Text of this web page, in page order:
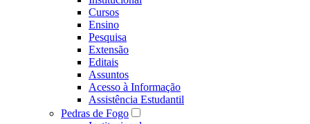
Cursos
Ensino
Pesquisa
Extensão
Editais
Assuntos
Acesso à Informação
Assistência Estudantil
Pedras de Fogo